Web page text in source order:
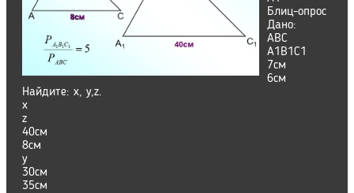
Блиц-опрос
Дано:
ABC
А1В1С1
7см
6см
Найдите: х, у,z.
х
z
40см
8см
y
30см
35см